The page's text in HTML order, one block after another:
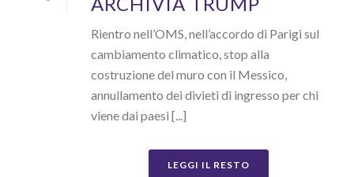
Rientro nell’OMS, nell’accordo di Parigi sul
cambiamento climatico, stop alla
costruzione del muro con il Messico,
annullamento dei divieti di ingresso per chi
viene dai paesi [...]
LEGGI IL RESTO